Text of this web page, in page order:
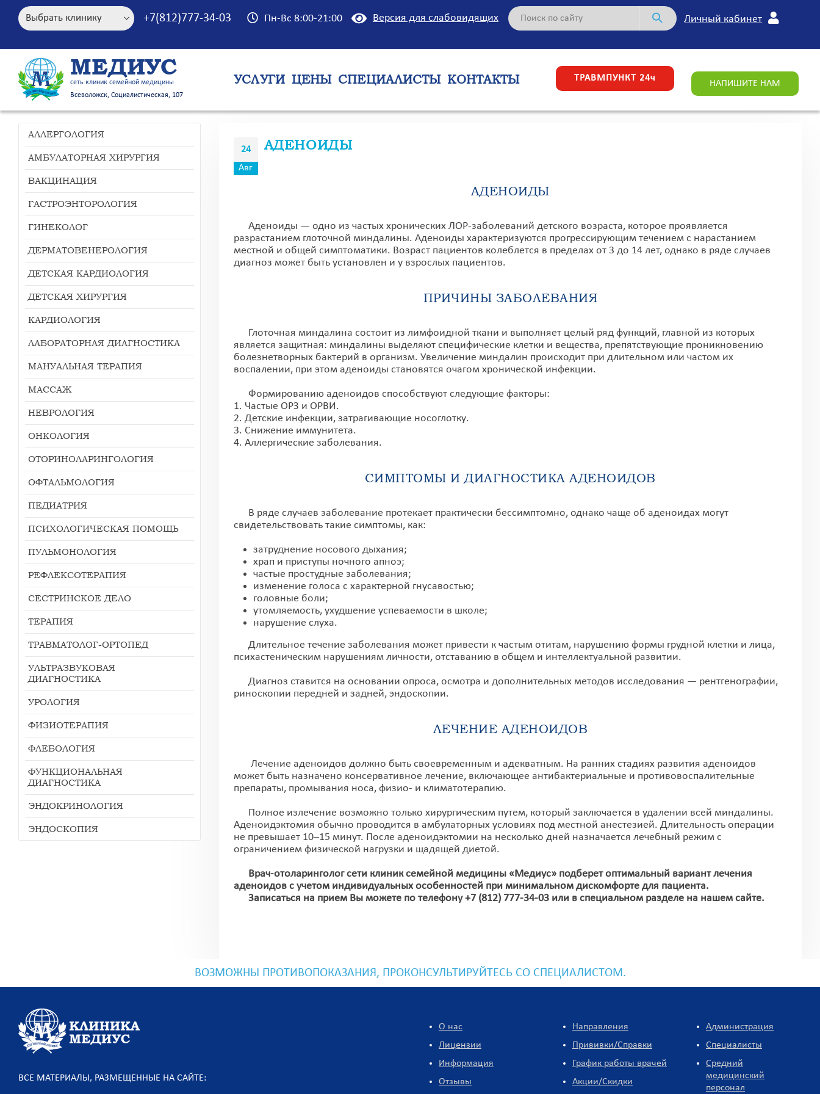
+7(812)777-34-03 Пн-Вс 8:00-21:00 Версия для слабовидящих Личный кабинет
МЕДИУС
сеть клиник семейной медицины
Всеволожск, Социалистическая, 107
УСЛУГИ ЦЕНЫ СПЕЦИАЛИСТЫ КОНТАКТЫ ТРАВМПУНКТ 24ч
НАПИШИТЕ НАМ
24
Авг
АДЕНОИДЫ
АДЕНОИДЫ
Аденоиды — одно из частых хронических ЛОР-заболеваний детского возраста, которое проявляется
разрастанием глоточной миндалины. Аденоиды характеризуются прогрессирующим течением с нарастанием
местной и общей симптоматики. Возраст пациентов колеблется в пределах от 3 до 14 лет, однако в ряде случаев
диагноз может быть установлен и у взрослых пациентов.
ПРИЧИНЫ ЗАБОЛЕВАНИЯ
Глоточная миндалина состоит из лимфоидной ткани и выполняет целый ряд функций, главной из которых
является защитная: миндалины выделяют специфические клетки и вещества, препятствующие проникновению
болезнетворных бактерий в организм. Увеличение миндалин происходит при длительном или частом их
воспалении, при этом аденоиды становятся очагом хронической инфекции.
Формированию аденоидов способствуют следующие факторы:
1. Частые ОРЗ и ОРВИ.
2. Детские инфекции, затрагивающие носоглотку.
3. Снижение иммунитета.
4. Аллергические заболевания.
СИМПТОМЫ И ДИАГНОСТИКА АДЕНОИДОВ
В ряде случаев заболевание протекает практически бессимптомно, однако чаще об аденоидах могут
свидетельствовать такие симптомы, как:
затруднение носового дыхания;
храп и приступы ночного апноэ;
частые простудные заболевания;
изменение голоса с характерной гнусавостью;
головные боли;
утомляемость, ухудшение успеваемости в школе;
нарушение слуха.
Длительное течение заболевания может привести к частым отитам, нарушению формы грудной клетки и лица,
психастеническим нарушениям личности, отставанию в общем и интеллектуальной развитии.
Диагноз ставится на основании опроса, осмотра и дополнительных методов исследования — рентгенографии,
риноскопии передней и задней, эндоскопии.
ЛЕЧЕНИЕ АДЕНОИДОВ
Лечение аденоидов должно быть своевременным и адекватным. На ранних стадиях развития аденоидов
может быть назначено консервативное лечение, включающее антибактериальные и противовоспалительные
препараты, промывания носа, физио- и климатотерапию.
Полное излечение возможно только хирургическим путем, который заключается в удалении всей миндалины.
Аденоидэктомия обычно проводится в амбулаторных условиях под местной анестезией. Длительность операции
не превышает 10–15 минут. После аденоидэктомии на несколько дней назначается лечебный режим с
ограничением физической нагрузки и щадящей диетой.
Врач-отоларинголог сети клиник семейной медицины «Медиус» подберет оптимальный вариант лечения
аденоидов с учетом индивидуальных особенностей при минимальном дискомфорте для пациента.
Записаться на прием Вы можете по телефону+7 (812) 777-34-03или в специальном разделе на нашем сайте.
АЛЛЕРГОЛОГИЯ
АМБУЛАТОРНАЯ ХИРУРГИЯ
ВАКЦИНАЦИЯ
ГАСТРОЭНТОРОЛОГИЯ
ГИНЕКОЛОГ
ДЕРМАТОВЕНЕРОЛОГИЯ
ДЕТСКАЯ КАРДИОЛОГИЯ
ДЕТСКАЯ ХИРУРГИЯ
КАРДИОЛОГИЯ
ЛАБОРАТОРНАЯ ДИАГНОСТИКА
МАНУАЛЬНАЯ ТЕРАПИЯ
МАССАЖ
НЕВРОЛОГИЯ
ОНКОЛОГИЯ
ОТОРИНОЛАРИНГОЛОГИЯ
ОФТАЛЬМОЛОГИЯ
ПЕДИАТРИЯ
ПСИХОЛОГИЧЕСКАЯ ПОМОЩЬ
ПУЛЬМОНОЛОГИЯ
РЕФЛЕКСОТЕРАПИЯ
СЕСТРИНСКОЕ ДЕЛО
ТЕРАПИЯ
ТРАВМАТОЛОГ-ОРТОПЕД
УЛЬТРАЗВУКОВАЯ
ДИАГНОСТИКА
УРОЛОГИЯ
ФИЗИОТЕРАПИЯ
ФЛЕБОЛОГИЯ
ФУНКЦИОНАЛЬНАЯ
ДИАГНОСТИКА
ЭНДОКРИНОЛОГИЯ
ЭНДОСКОПИЯ
ВОЗМОЖНЫ ПРОТИВОПОКАЗАНИЯ, ПРОКОНСУЛЬТИРУЙТЕСЬ СО СПЕЦИАЛИСТОМ.
ВСЕ МАТЕРИАЛЫ, РАЗМЕЩЕННЫЕ НА САЙТЕ:
О нас
Лицензии
Информация
Отзывы
Направления
Прививки/Справки
График работы врачей
Акции/Скидки
Администрация
Специалисты
Средний
медицинский
персонал